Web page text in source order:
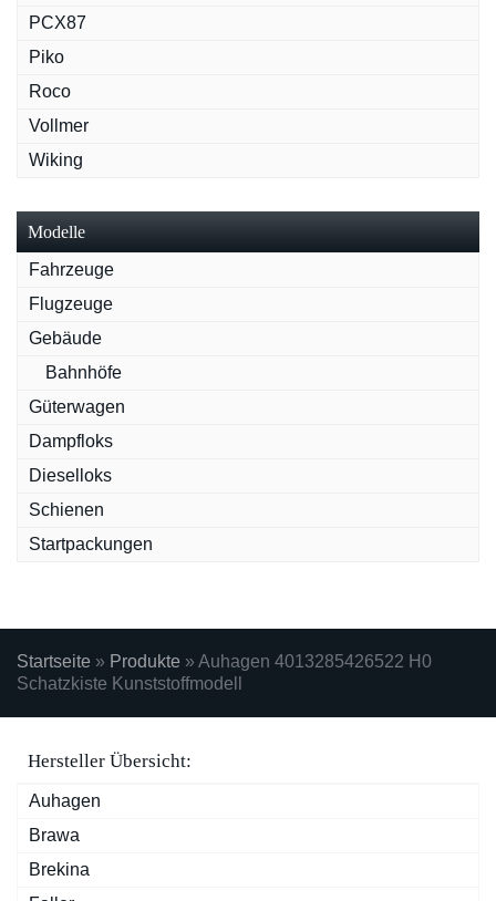
PCX87
Piko
Roco
Vollmer
Wiking
Modelle
Fahrzeuge
Flugzeuge
Gebäude
Bahnhöfe
Güterwagen
Dampfloks
Dieselloks
Schienen
Startpackungen
Startseite » Produkte » Auhagen 4013285426522 H0
Schatzkiste Kunststoffmodell
Hersteller Übersicht:
Auhagen
Brawa
Brekina